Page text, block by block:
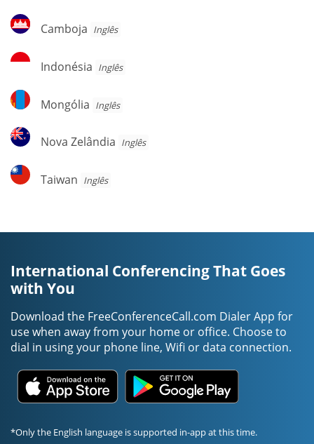
Camboja
Camboja Inglês
Indonésia
Indonésia Inglês
Mongólia
Mongólia Inglês
Nova
Zelândia
Nova Zelândia Inglês
Taiwan
Taiwan Inglês
International Conferencing That Goes
with You
Download the FreeConferenceCall.com Dialer App for
use when away from your home or office. Choose to
dial in using your phone line, Wifi or data connection.
*Only the English language is supported in-app at this time.